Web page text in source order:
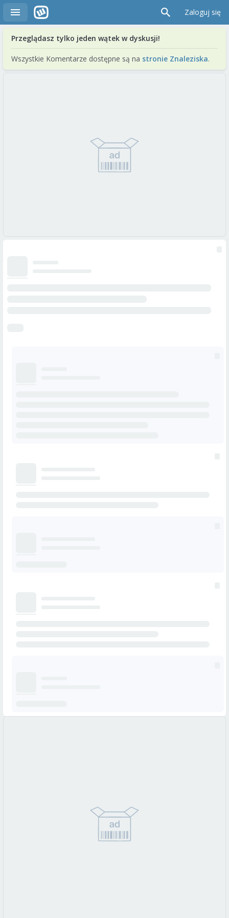
Zaloguj się
Przeglądasz tylko jeden wątek w dyskusji!
Wszystkie Komentarze dostępne są na stronie Znaleziska.